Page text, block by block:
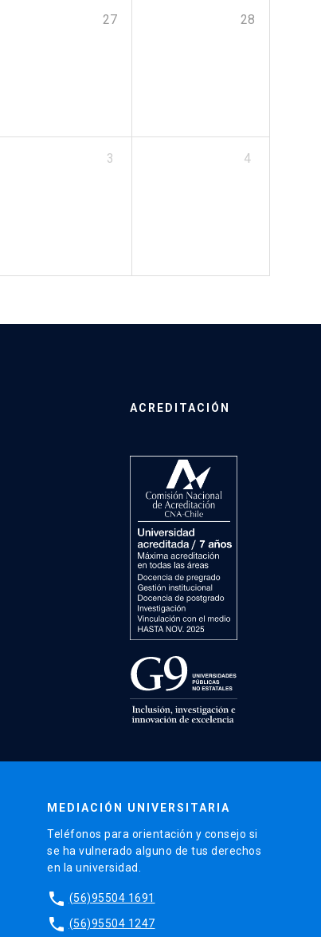
27 28
3 4
ACREDITACIÓN
MEDIACIÓN UNIVERSITARIA
Teléfonos para orientación y consejo si
se ha vulnerado alguno de tus derechos
en la universidad.
phone (56)95504 1691
phone (56)95504 1247